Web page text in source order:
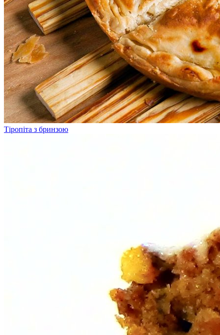
Тіропіта з бринзою